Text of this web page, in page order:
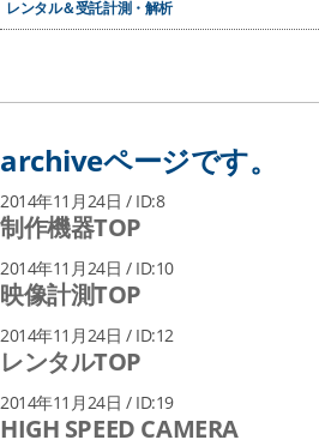
レンタル＆受託計測・解析
archiveページです。
2014年11月24日 / ID:8
制作機器TOP
2014年11月24日 / ID:10
映像計測TOP
2014年11月24日 / ID:12
レンタルTOP
2014年11月24日 / ID:19
HIGH SPEED CAMERA